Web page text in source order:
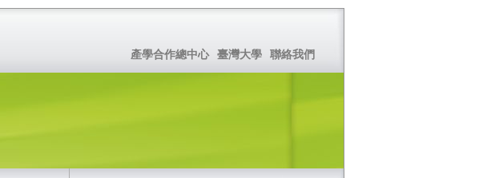
產學合作總中心 臺灣大學 聯絡我們